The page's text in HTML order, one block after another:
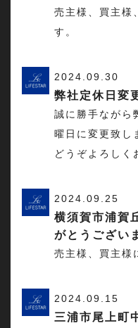
売主様、買主様
す。
2024.09.30
弊社定休日変
誠に勝手ながら
曜日に変更致し
どうぞよろしく
2024.09.25
横須賀市浦賀
がとうござい
売主様、買主様
2024.09.15
三浦市尾上町